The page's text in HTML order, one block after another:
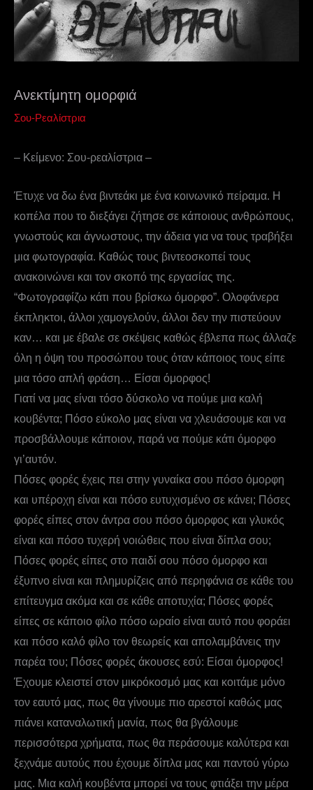
Ανεκτίμητη ομορφιά
Σου-Ρεαλίστρια
– Κείμενο: Σου-ρεαλίστρια –
Έτυχε να δω ένα βιντεάκι με ένα κοινωνικό πείραμα. Η
κοπέλα που το διεξάγει ζήτησε σε κάποιους ανθρώπους,
γνωστούς και άγνωστους, την άδεια για να τους τραβήξει
μια φωτογραφία. Καθώς τους βιντεοσκοπεί τους
ανακοινώνει και τον σκοπό της εργασίας της.
“Φωτογραφίζω κάτι που βρίσκω όμορφο”. Ολοφάνερα
έκπληκτοι, άλλοι χαμογελούν, άλλοι δεν την πιστεύουν
καν… και με έβαλε σε σκέψεις καθώς έβλεπα πως άλλαζε
όλη η όψη του προσώπου τους όταν κάποιος τους είπε
μια τόσο απλή φράση… Είσαι όμορφος!
Γιατί να μας είναι τόσο δύσκολο να πούμε μια καλή
κουβέντα; Πόσο εύκολο μας είναι να χλευάσουμε και να
προσβάλλουμε κάποιον, παρά να πούμε κάτι όμορφο
γι’αυτόν.
Πόσες φορές έχεις πει στην γυναίκα σου πόσο όμορφη
και υπέροχη είναι και πόσο ευτυχισμένο σε κάνει; Πόσες
φορές είπες στον άντρα σου πόσο όμορφος και γλυκός
είναι και πόσο τυχερή νοιώθεις που είναι δίπλα σου;
Πόσες φορές είπες στο παιδί σου πόσο όμορφο και
έξυπνο είναι και πλημυρίζεις από περηφάνια σε κάθε του
επίτευγμα ακόμα και σε κάθε αποτυχία; Πόσες φορές
είπες σε κάποιο φίλο πόσο ωραίο είναι αυτό που φοράει
και πόσο καλό φίλο τον θεωρείς και απολαμβάνεις την
παρέα του; Πόσες φορές άκουσες εσύ: Είσαι όμορφος!
Έχουμε κλειστεί στον μικρόκοσμό μας και κοιτάμε μόνο
τον εαυτό μας, πως θα γίνουμε πιο αρεστοί καθώς μας
πιάνει καταναλωτική μανία, πως θα βγάλουμε
περισσότερα χρήματα, πως θα περάσουμε καλύτερα και
ξεχνάμε αυτούς που έχουμε δίπλα μας και παντού γύρω
μας. Μια καλή κουβέντα μπορεί να τους φτιάξει την μέρα